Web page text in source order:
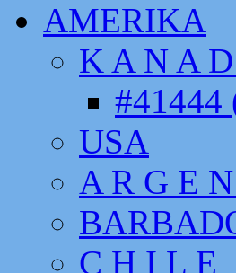
AMERIKA
K A N A
#41444
USA
A R G E
C H I L E